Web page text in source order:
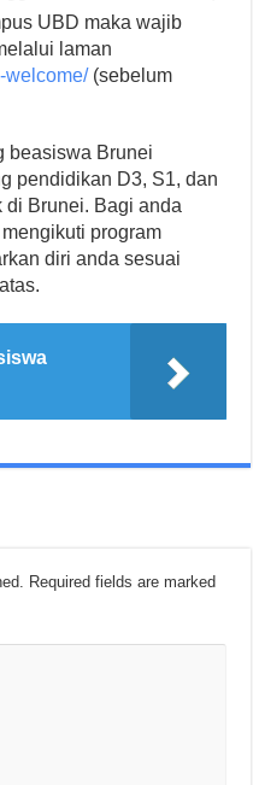
UBD maka wajib
laman
welcome/(sebelum
beasiswa Brunei
pendidikan D3, S1, dan
di Brunei. Bagi anda
program
diri anda sesuai
Required fields are marked